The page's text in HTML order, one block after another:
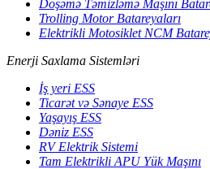
Döşəmə Təmizləmə Maşını
Trolling Motor Batareyaları
Elektrikli Motosiklet NCM
Enerji Saxlama Sistemləri
İş yeri ESS
Ticarət və Sənaye ESS
Yaşayış ESS
Dəniz ESS
RV Elektrik Sistemi
Tam Elektrikli APU Yük Maşını